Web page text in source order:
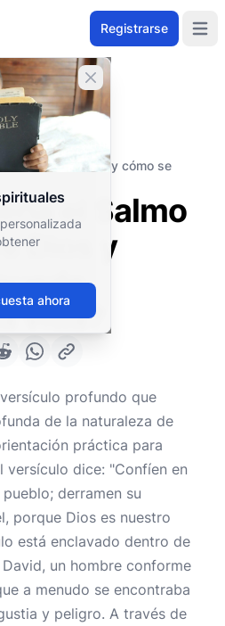
Registrarse
Cerrar banner
ahora
62:8 sobre Dios y cómo se
el Salmo
Dios y
vida?
profundo que
de la naturaleza de
práctica para
versículo dice: "Confíen en
derramen su
porque Dios es nuestro
está enclavado dentro de
un hombre conforme
a menudo se encontraba
y peligro. A través de